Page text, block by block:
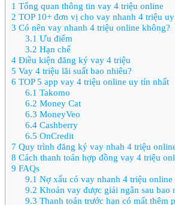
1 Tổng quan thông tin vay 4 triệu online
2 TOP 10+ đơn vị cho vay nhanh 4 triệu
3 Có nên vay nhanh 4 triệu online không?
3.1 Ưu điểm
3.2 Hạn chế
4 Điều kiện đăng ký vay 4 triệu
5 Vay 4 triệu lãi suất bao nhiêu?
6 TOP 5 app vay 4 triệu online uy tín nhất
6.1 Takomo
6.2 Money Cat
6.3 MoneyVeo
6.4Cashberry
6.5 OnCredit
7 Quy trình đăng ký vay nhah 4 triệu
8 Cách thanh toán hợp đồng vay 4 triệu
9 FAQs
9.1 Nợ xấu có vay nhanh 4 triệu online
9.2 Khoản vay được giải ngân sau bao
9.3 Thanh toán trước hạn có mất thêm